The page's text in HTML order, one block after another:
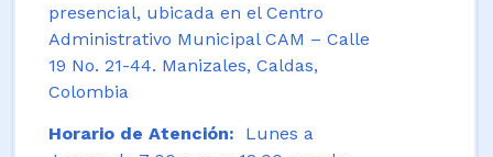
presencial, ubicada en el Centro
Administrativo Municipal CAM – Calle
19 No. 21-44. Manizales, Caldas,
Colombia
Horario de Atención:
Lunes a